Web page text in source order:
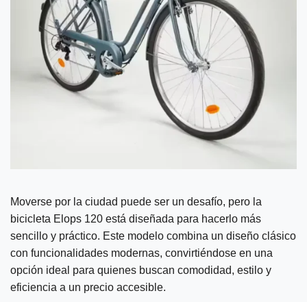
Moverse por la ciudad puede ser un desafío, pero la
bicicleta Elops 120 está diseñada para hacerlo más
sencillo y práctico. Este modelo combina un diseño clásico
con funcionalidades modernas, convirtiéndose en una
opción ideal para quienes buscan comodidad, estilo y
eficiencia a un precio accesible.